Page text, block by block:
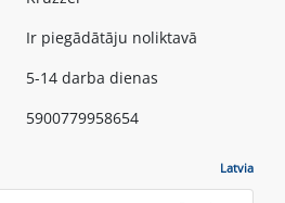
Ir piegādātāju noliktavā
5-14 darba dienas
5900779958654
Latvia